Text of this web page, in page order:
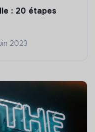
: 20 étapes
2023